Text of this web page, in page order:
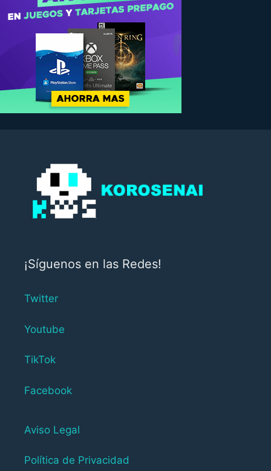
¡Síguenos en las Redes!
Twitter
Youtube
TikTok
Facebook
Aviso Legal
Política de Privacidad